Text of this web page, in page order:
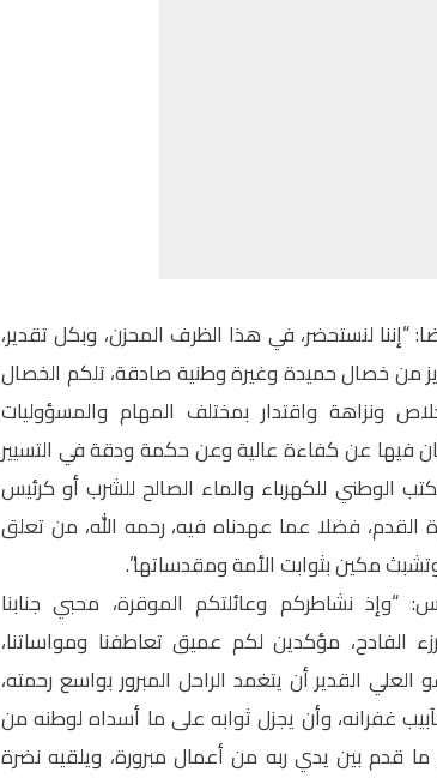
“إننا لنستحضر، في هذا الظرف المحزن، وبكل تقدير،
من خصال حميدة وغيرة وطنية صادقة، تلكم الخصال
ونزاهة واقتدار بمختلف المهام والمسؤوليات
فيها عن كفاءة عالية وعن حكمة ودقة في التسيير
الوطني للكهرباء والماء الصالح للشرب أو كرئيس
القدم، فضلا عما عهدناه فيه، رحمه الله، من تعلق
مكين بثوابت الأمة ومقدساتها”.
نشاطركم وعائلتكم الموقرة، محبي جنابنا
الفادح، مؤكدين لكم عميق تعاطفنا ومواساتنا،
العلي القدير أن يتغمد الراحل المبرور بواسع رحمته،
غفرانه، وأن يجزل ثوابه على ما أسداه لوطنه من
قدم بين يدي ربه من أعمال مبرورة، ويلقيه نضرة